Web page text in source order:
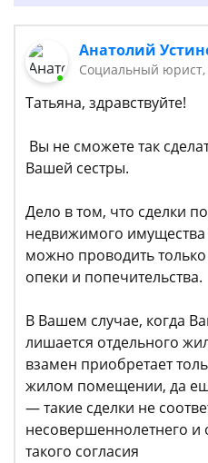
Анатолий
Социальный юрист,
Татьяна, здравствуйте!
Вы не сможете так
Вашей сестры.
Дело в том, что сделки
недвижимого
можно проводить только
опеки и попечительства.
В Вашем случае, когда
лишается отдельного
взамен приобретает
жилом помещении, да
— такие сделки не
несовершеннолетнего и
такого согласия